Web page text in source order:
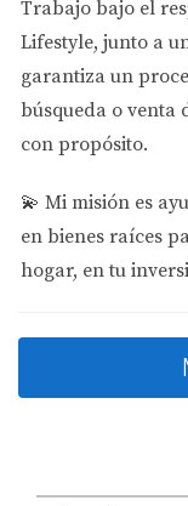
Miami, ofrezco
ayudarte a
ajuste a tus
sea que busques
como una fuente
mercado local
oportunidades.
Te ofrezco una
tus ganancias
¿Listo para dar
Trabajo bajo el
Lifestyle, junto a
garantiza un
búsqueda o venta
con propósito.
💫 Mi misión es
en bienes raíces
hogar, en tu